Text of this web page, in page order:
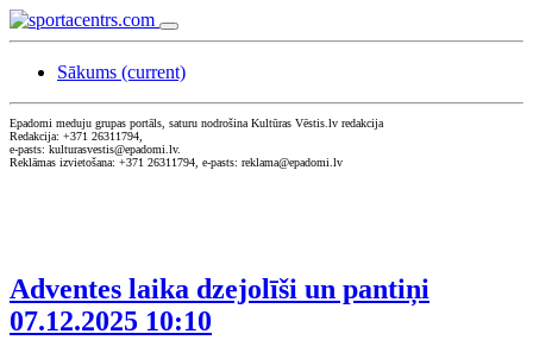
Sākums (current)
Epadomi meduju grupas portāls, saturu nodrošina Kultūras Vēstis.lv redakcija
Redakcija: +371 26311794,
e-pasts: kulturasvestis@epadomi.lv.
Reklāmas izvietošana: +371 26311794, e-pasts: reklama@epadomi.lv
Adventes laika dzejolīši un pantiņi
07.12.2025 10:10